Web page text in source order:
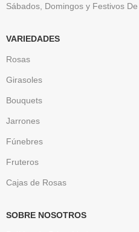
Sábados, Domingos y Festivos
VARIEDADES
Rosas
Girasoles
Bouquets
Jarrones
Fúnebres
Fruteros
Cajas de Rosas
SOBRE NOSOTROS